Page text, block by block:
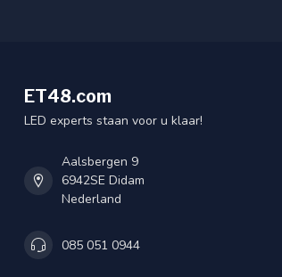
ET48.com
LED experts staan voor u klaar!
Aalsbergen 9
6942SE Didam
Nederland
085 051 0944